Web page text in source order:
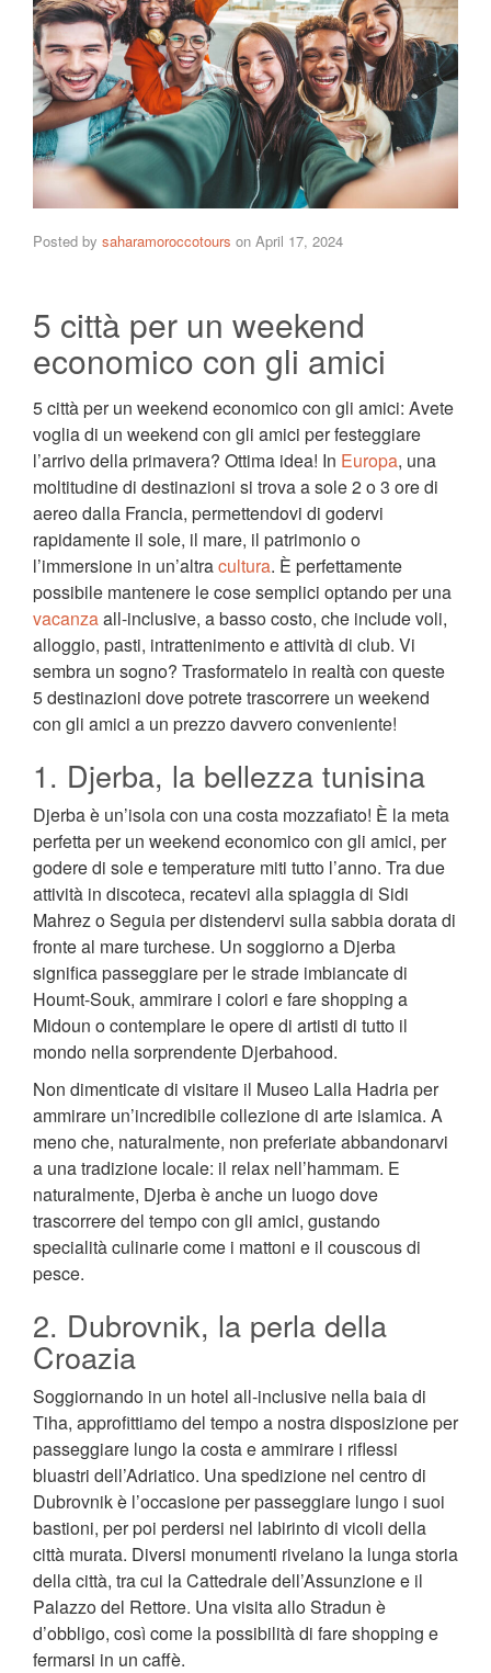
Posted by saharamoroccotours on April 17, 2024
5 città per un weekend
economico con gli amici
5 città per un weekend economico con gli amici: Avete
voglia di un weekend con gli amici per festeggiare
l’arrivo della primavera? Ottima idea! In Europa, una
moltitudine di destinazioni si trova a sole 2 o 3 ore di
aereo dalla Francia, permettendovi di godervi
rapidamente il sole, il mare, il patrimonio o
l’immersione in un’altracultura. È perfettamente
possibile mantenere le cose semplici optando per una
vacanzaall-inclusive, a basso costo, che include voli,
alloggio, pasti, intrattenimento e attività di club. Vi
sembra un sogno? Trasformatelo in realtà con queste
5 destinazioni dove potrete trascorrere un weekend
con gli amici a un prezzo davvero conveniente!
1. Djerba, la bellezza tunisina
Djerba è un’isola con una costa mozzafiato! È la meta
perfetta per un weekend economico con gli amici, per
godere di sole e temperature miti tutto l’anno. Tra due
attività in discoteca, recatevi alla spiaggia di Sidi
Mahrez o Seguia per distendervi sulla sabbia dorata di
fronte al mare turchese. Un soggiorno a Djerba
significa passeggiare per le strade imbiancate di
Houmt-Souk, ammirare i colori e fare shopping a
Midoun o contemplare le opere di artisti di tutto il
mondo nella sorprendente Djerbahood.
Non dimenticate di visitare il Museo Lalla Hadria per
ammirare un’incredibile collezione di arte islamica. A
meno che, naturalmente, non preferiate abbandonarvi
a una tradizione locale: il relax nell’hammam. E
naturalmente, Djerba è anche un luogo dove
trascorrere del tempo con gli amici, gustando
specialità culinarie come i mattoni e il couscous di
pesce.
2. Dubrovnik, la perla della
Croazia
Soggiornando in un hotel all-inclusive nella baia di
Tiha, approfittiamo del tempo a nostra disposizione per
passeggiare lungo la costa e ammirare i riflessi
bluastri dell’Adriatico. Una spedizione nel centro di
Dubrovnik è l’occasione per passeggiare lungo i suoi
bastioni, per poi perdersi nel labirinto di vicoli della
città murata. Diversi monumenti rivelano la lunga storia
della città, tra cui la Cattedrale dell’Assunzione e il
Palazzo del Rettore. Una visita allo Stradun è
d’obbligo, così come la possibilità di fare shopping e
fermarsi in un caffè.